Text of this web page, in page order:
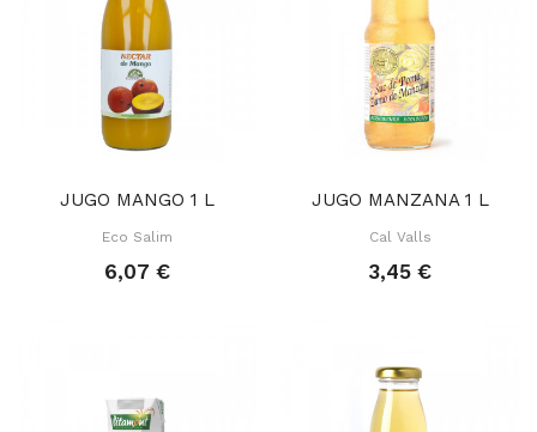
JUGO MANGO 1 L
Eco Salim
6,07 €
JUGO MANZANA 1 L
Cal Valls
3,45 €